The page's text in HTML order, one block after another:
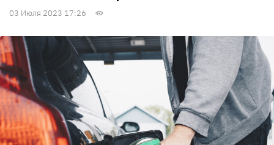
03 Июля 2023 17:26